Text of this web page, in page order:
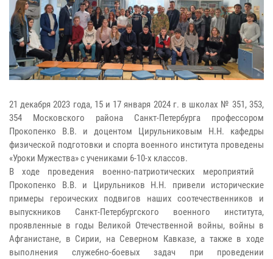
21 декабря 2023 года, 15 и 17 января 2024 г. в школах № 351, 353,
354 Московского района Санкт-Петербурга профессором
Прокопенко В.В. и доцентом Цирульниковым Н.Н. кафедры
физической подготовки и спорта военного института проведены
«Уроки Мужества» с учениками 6-10-х классов.
В ходе проведения военно-патриотических мероприятий
Прокопенко В.В. и Цирульников Н.Н. привели исторические
примеры героических подвигов наших соотечественников и
выпускников Санкт-Петербургского военного института,
проявленные в годы Великой Отечественной войны, войны в
Афганистане, в Сирии, на Северном Кавказе, а также в ходе
выполнения служебно-боевых задач при проведении